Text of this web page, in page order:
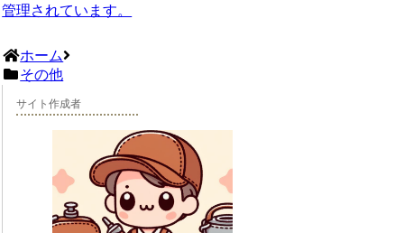
管理されています。
ホーム
その他
サイト作成者